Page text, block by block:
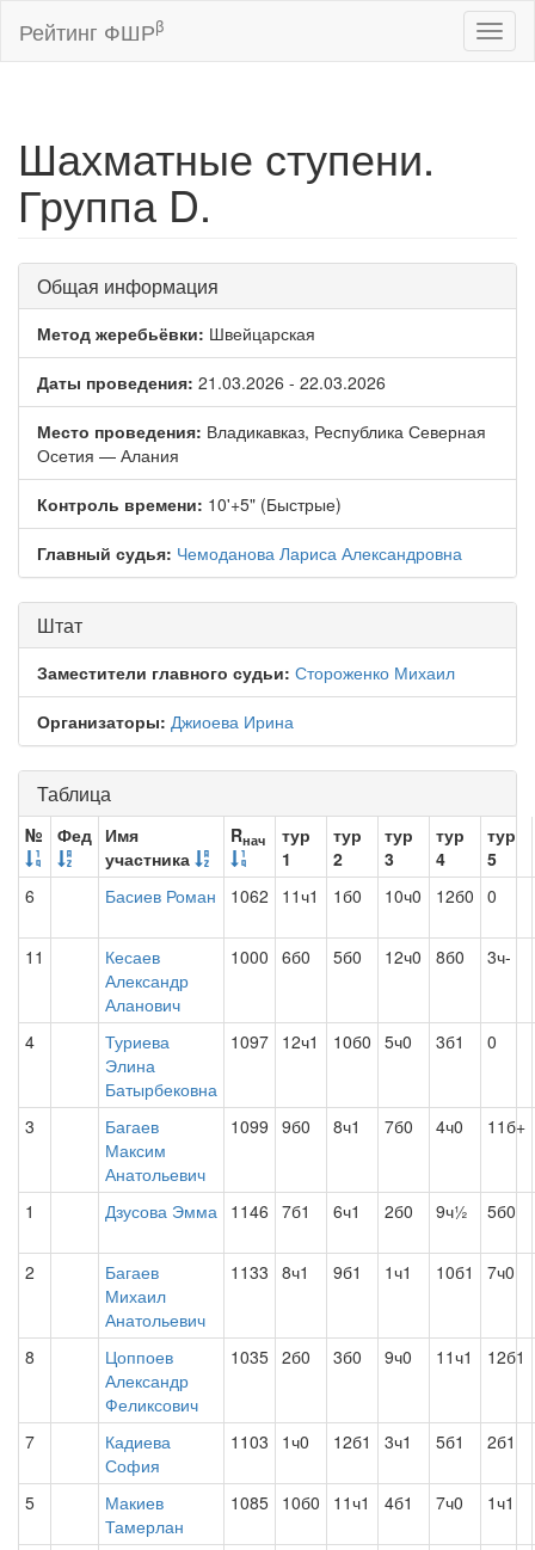
Рейтинг ФШРβ
Шахматные ступени.
Группа D.
Общая информация
Метод жеребьёвки: Швейцарская
Даты проведения: 21.03.2026 - 22.03.2026
Место проведения: Владикавказ, Республика Северная
Осетия — Алания
Контроль времени: 10'+5" (Быстрые)
Главный судья: Чемоданова Лариса Александровна
Штат
Заместители главного судьи: Стороженко Михаил
Организаторы: Джиоева Ирина
Таблица
№ Фед Имя
участника
Rнач
тур
1
тур
2
тур
3
тур
4
тур
5
6
Басиев Роман 1062 11ч1 1б0 10ч0 12б0 0
11
Кесаев
Александр
Аланович
1000 6б0 5б0 12ч0 8б0 3ч-
4
Туриева
Элина
Батырбековна
1097 12ч1 10б0 5ч0 3б1 0
3
Багаев
Максим
Анатольевич
1099 9б0 8ч1 7б0 4ч0 11б+
1 Дзусова Эмма 1146 7б1 6ч1 2б0 9ч½ 5б0
2
Багаев
Михаил
Анатольевич
1133 8ч1 9б1 1ч1 10б1 7ч0
8
Цоппоев
Александр
Феликсович
1035 2б0 3б0 9ч0 11ч1 12б1
7
Кадиева
София
1103 1ч0 12б1 3ч1 5б1 2б1
5
Макиев
Тамерлан
1085 10б0 11ч1 4б1 7ч0 1ч1